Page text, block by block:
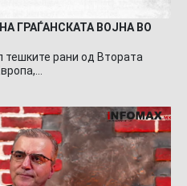
ГРАЃАНСКАТА ВОЈНА ВО
тешките рани од Втората